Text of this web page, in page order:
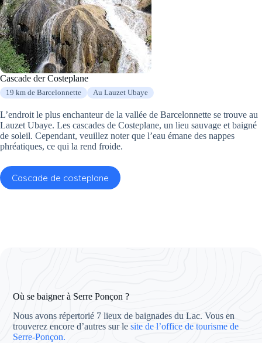
Cascade der Costeplane
19 km de Barcelonnette Au Lauzet Ubaye
L’endroit le plus enchanteur de la vallée de Barcelonnette se trouve au
Lauzet Ubaye. Les cascades de Costeplane, un lieu sauvage et baigné
de soleil. Cependant, veuillez noter que l’eau émane des nappes
phréatiques, ce qui la rend froide.
Cascade de costeplane
Où se baigner à Serre Ponçon ?
Nous avons répertorié 7 lieux de baignades du Lac. Vous en
trouverez encore d’autres sur lesite de l’office de tourisme de
Serre-Ponçon.